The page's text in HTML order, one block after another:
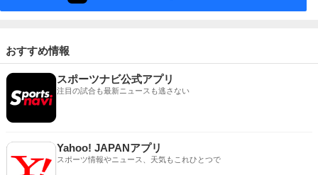
おすすめ情報
スポーツナビ公式アプリ
注目の試合も最新ニュースも逃さない
Yahoo! JAPANアプリ
スポーツ情報やニュース、天気もこれひとつで